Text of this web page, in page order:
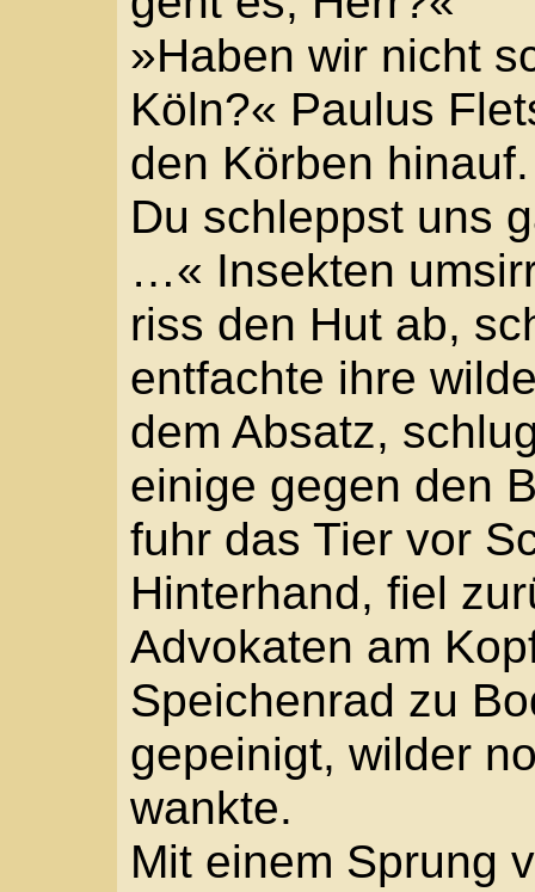
Mit einem Sprung
Bauer, dann kippte
und beide begruben
Körbe fielen
Birnen und Äpfel.
»Mein Gaul!«, schrie
doch!« Noch
Seite, versuchte
heben. Männer eilten
dem Tier.
Jetzt erst erinnerte
Herr?« Da sah er den
sah das Bein unter
zuckenden Fuß.
mit einem Mann
anzuheben.
herumliegende Obst,
Schwarm. Aus Angst
einige Schritte zurück.